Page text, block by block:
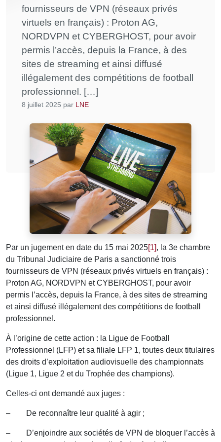
fournisseurs de VPN (réseaux privés
virtuels en français) : Proton AG,
NORDVPN et CYBERGHOST, pour avoir
permis l’accès, depuis la France, à des
sites de streaming et ainsi diffusé
illégalement des compétitions de football
professionnel. […]
8 juillet 2025 par LNE
Par un jugement en date du 15 mai 2025 [1] , la 3e chambre
du Tribunal Judiciaire de Paris a sanctionné trois
fournisseurs de VPN (réseaux privés virtuels en français) :
Proton AG, NORDVPN et CYBERGHOST, pour avoir
permis l’accès, depuis la France, à des sites de streaming
et ainsi diffusé illégalement des compétitions de football
professionnel.
À l’origine de cette action : la Ligue de Football
Professionnel (LFP) et sa filiale LFP 1, toutes deux titulaires
des droits d’exploitation audiovisuelle des championnats
(Ligue 1, Ligue 2 et du Trophée des champions).
Celles-ci ont demandé aux juges :
– De reconnaître leur qualité à agir ;
– D’enjoindre aux sociétés de VPN de bloquer l’accès à